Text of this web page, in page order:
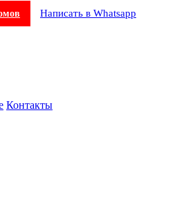
Написать в Whatsapp
Контакты